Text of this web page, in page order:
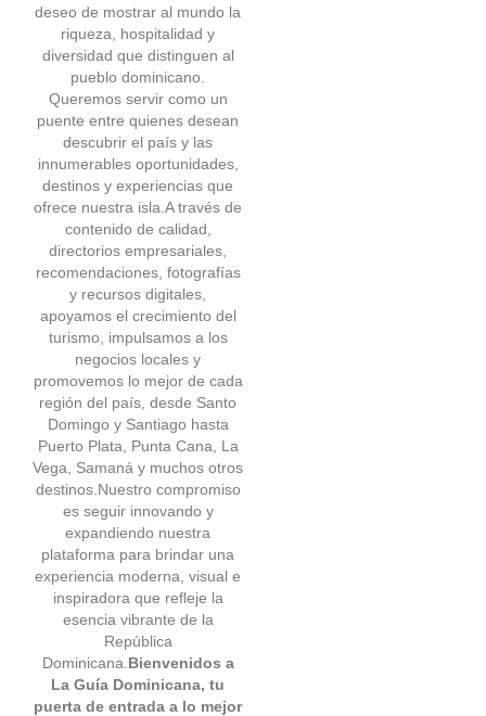
deseo de mostrar al mundo la
riqueza, hospitalidad y
diversidad que distinguen al
pueblo dominicano.
Queremos servir como un
puente entre quienes desean
descubrir el país y las
innumerables oportunidades,
destinos y experiencias que
ofrece nuestra isla.A través de
contenido de calidad,
directorios empresariales,
recomendaciones, fotografías
y recursos digitales,
apoyamos el crecimiento del
turismo, impulsamos a los
negocios locales y
promovemos lo mejor de cada
región del país, desde Santo
Domingo y Santiago hasta
Puerto Plata, Punta Cana, La
Vega, Samaná y muchos otros
destinos.Nuestro compromiso
es seguir innovando y
expandiendo nuestra
plataforma para brindar una
experiencia moderna, visual e
inspiradora que refleje la
esencia vibrante de la
República
Dominicana. Bienvenidos a
La Guía Dominicana, tu
puerta de entrada a lo mejor